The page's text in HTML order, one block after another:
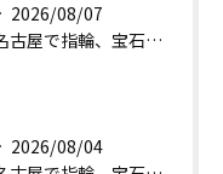
2026/08/07
名古屋で指輪、宝石買取なら当店で！！。
2026/08/04